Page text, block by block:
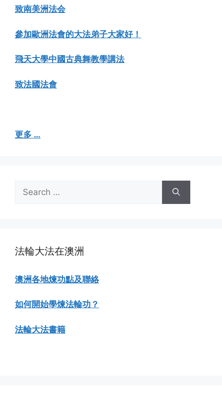
致南美洲法会
參加歐洲法會的大法弟子大家好！
飛天大學中國古典舞教學講法
致法國法會
更多 …
for:
法輪大法在澳洲
澳洲各地煉功點及聯絡
如何開始學煉法輪功？
法輪大法書籍